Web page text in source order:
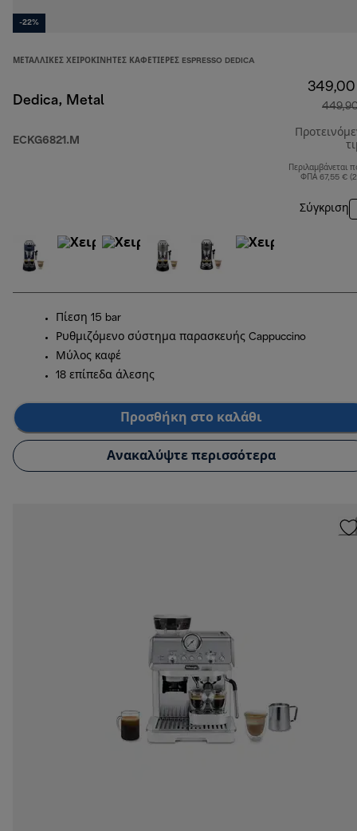
-22%
ΜΕΤΑΛΛΙΚΈΣ ΧΕΙΡΟΚΊΝΗΤΕΣ ΚΑΦΕΤΙΈΡΕΣ ESPRESSO DEDICA
Dedica, Metal
ECKG6821.M
Περιλαμβάνεται
ΦΠΑ 67,55 €
Σύγκριση
Πίεση 15 bar
Ρυθμιζόμενο σύστημα παρασκευής Cappuccino
Μύλος καφέ
18 επίπεδα άλεσης
Προσθήκη στο καλάθι
Ανακαλύψτε περισσότερα